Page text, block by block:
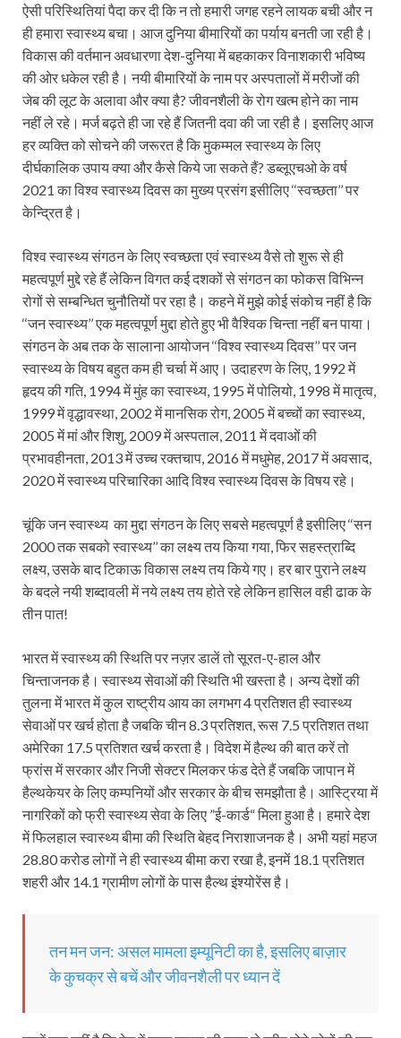
ऐसी परिस्थितियां पैदा कर दी कि न तो हमारी जगह रहने लायक बची और न
ही हमारा स्वास्थ्य बचा। आज दुनिया बीमारियों का पर्याय बनती जा रही है।
विकास की वर्तमान अवधारणा देश-दुनिया में बहकाकर विनाशकारी भविष्य
की ओर धकेल रही है। नयी बीमारियों के नाम पर अस्पतालों में मरीजों की
जेब की लूट के अलावा और क्या है? जीवनशैली के रोग खत्म होने का नाम
नहीं ले रहे। मर्ज बढ़ते ही जा रहे हैं जितनी दवा की जा रही है। इसलिए आज
हर व्यक्ति को सोचने की जरूरत है कि मुकम्मल स्वास्थ्य के लिए
दीर्घकालिक उपाय क्या और कैसे किये जा सकते हैं? डब्लूएचओ के वर्ष
2021 का विश्व स्वास्थ्य दिवस का मुख्य प्रसंग इसीलिए ‘‘स्वच्छता’’ पर
केन्द्रित है।
विश्व स्वास्थ्य संगठन के लिए स्वच्छता एवं स्वास्थ्य वैसे तो शुरू से ही
महत्वपूर्ण मुद्दे रहे हैं लेकिन विगत कई दशकों से संगठन का फोकस विभिन्न
रोगों से सम्बन्धित चुनौतियों पर रहा है। कहने में मुझे कोई संकोच नहीं है कि
‘‘जन स्वास्थ्य’’ एक महत्वपूर्ण मुद्दा होते हुए भी वैश्विक चिन्ता नहीं बन पाया।
संगठन के अब तक के सालाना आयोजन ‘‘विश्व स्वास्थ्य दिवस’’ पर जन
स्वास्थ्य के विषय बहुत कम ही चर्चा में आए। उदाहरण के लिए, 1992 में
हृदय की गति, 1994 में मुंह का स्वास्थ्य, 1995 में पोलियो, 1998 में मातृत्व,
1999 में वृद्धावस्था, 2002 में मानसिक रोग, 2005 में बच्चों का स्वास्थ्य,
2005 में मां और शिशु, 2009 में अस्पताल, 2011 में दवाओं की
प्रभावहीनता, 2013 में उच्च रक्तचाप, 2016 में मधुमेह, 2017 में अवसाद,
2020 में स्वास्थ्य परिचारिका आदि विश्व स्वास्थ्य दिवस के विषय रहे।
चूंकि जन स्वास्थ्य का मुद्दा संगठन के लिए सबसे महत्वपूर्ण है इसीलिए ‘‘सन
2000 तक सबको स्वास्थ्य’’ का लक्ष्य तय किया गया, फिर सहस्त्राब्दि
लक्ष्य, उसके बाद टिकाऊ विकास लक्ष्य तय किये गए। हर बार पुराने लक्ष्य
के बदले नयी शब्दावली में नये लक्ष्य तय होते रहे लेकिन हासिल वही ढाक के
तीन पात!
भारत में स्वास्थ्य की स्थिति पर नज़र डालें तो सूरत-ए-हाल और
चिन्ताजनक है। स्वास्थ्य सेवाओं की स्थिति भी खस्ता है। अन्य देशों की
तुलना में भारत में कुल राष्ट्रीय आय का लगभग 4 प्रतिशत ही स्वास्थ्य
सेवाओं पर खर्च होता है जबकि चीन 8.3 प्रतिशत, रूस 7.5 प्रतिशत तथा
अमेरिका 17.5 प्रतिशत खर्च करता है। विदेश में हैल्थ की बात करें तो
फ्रांस में सरकार और निजी सेक्टर मिलकर फंड देते हैं जबकि जापान में
हैल्थकेयर के लिए कम्पनियों और सरकार के बीच समझौता है। आस्ट्रिया में
नागरिकों को फ्री स्वास्थ्य सेवा के लिए ”ई-कार्ड“ मिला हुआ है। हमारे देश
में फिलहाल स्वास्थ्य बीमा की स्थिति बेहद निराशाजनक है। अभी यहां महज
28.80 करोड लोगों ने ही स्वास्थ्य बीमा करा रखा है, इनमें 18.1 प्रतिशत
शहरी और 14.1 ग्रामीण लोगों के पास हैल्थ इंश्योरेंस है।
तन मन जन: असल मामला इम्यूनिटी का है, इसलिए बाज़ार
के कुचक्र से बचें और जीवनशैली पर ध्यान दें